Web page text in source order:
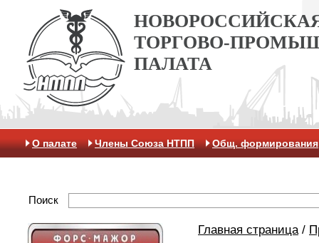
ТОРГОВО-
ПАЛАТА
О палате Члены Союза НТПП Общ. формирования
Поиск
Главная страница/